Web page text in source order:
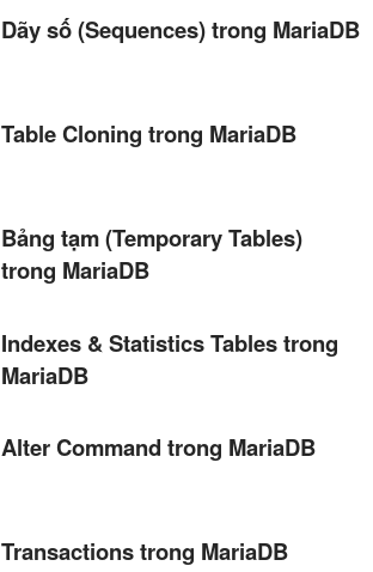
Dãy số (Sequences) trong MariaDB
Table Cloning trong MariaDB
Bảng tạm (Temporary Tables)
trong MariaDB
Indexes & Statistics Tables trong
MariaDB
Alter Command trong MariaDB
Transactions trong MariaDB